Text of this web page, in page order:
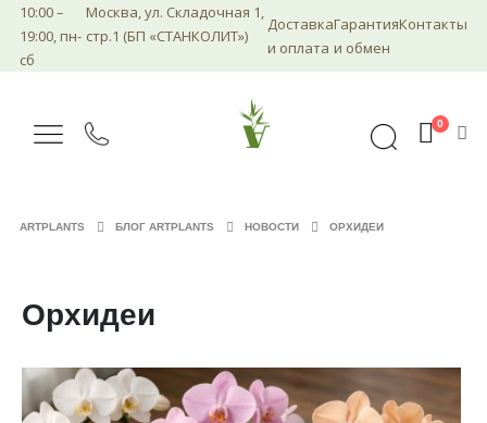
10:00 –
19:00, пн-
сб
Москва, ул. Складочная 1,
стр.1 (БП «СТАНКОЛИТ»)
Доставка
и оплата
Гарантия
и обмен
Контакты
0
ARTPLANTS БЛОГ ARTPLANTS НОВОСТИ ОРХИДЕИ
Орхидеи